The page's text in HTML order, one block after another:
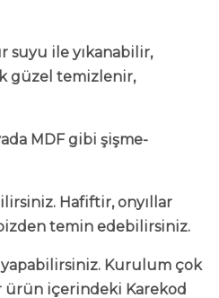
suyu ile yıkanabilir,
güzel temizlenir,
MDF gibi şişme-
Hafiftir, onyıllar
temin edebilirsiniz.
yapabilirsiniz. Kurulum çok
ürün içerindeki Karekod